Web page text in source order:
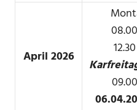
April 2026